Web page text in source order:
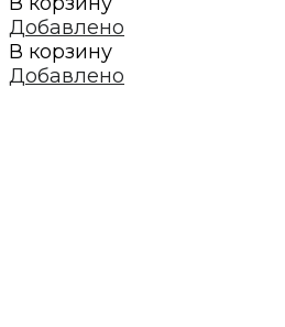
Добавлено
В корзину
Добавлено